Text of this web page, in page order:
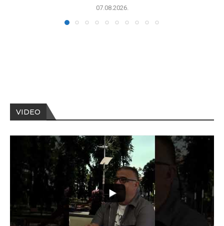
07.08.2026.
VIDEO